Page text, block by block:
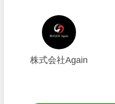
株式会社Again